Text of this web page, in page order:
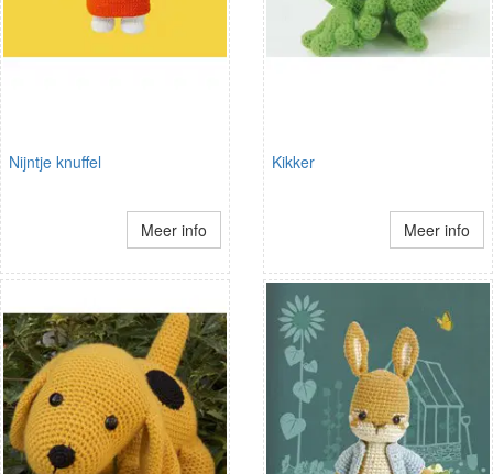
Nijntje knuffel
Meer info
Kikker
Meer info